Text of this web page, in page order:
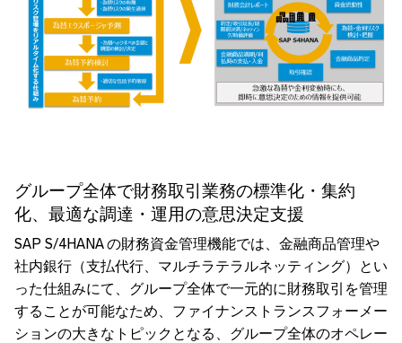
グループ全体で財務取引業務の標準化・集約
化、最適な調達・運用の意思決定支援
SAP S/4HANA の財務資金管理機能では、金融商品管理や
社内銀行（支払代行、マルチラテラルネッティング）とい
った仕組みにて、グループ全体で一元的に財務取引を管理
することが可能なため、ファイナンストランスフォーメー
ションの大きなトピックとなる、グループ全体のオペレー